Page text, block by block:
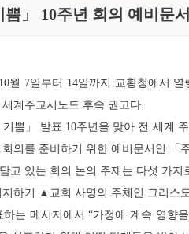
」 10주년 회의 예비문
월 7일부터 14일까지 교황청에서
계주교시노드 후속 권고다.
쁨」 발표 10주년을 맞아 전 세계
의를 준비하기 위한 예비문서인 「
고 있는 회의 논의 주제는 다섯 가
하기 ▲교회 사명의 주체인 그리스
는 메시지에서 “가정에 계속 영향